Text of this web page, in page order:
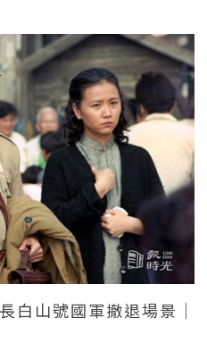
白山號國軍撤退場景｜